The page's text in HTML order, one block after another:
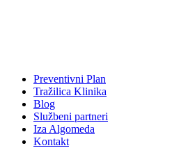
Preventivni Plan
Tražilica Klinika
Blog
Službeni partneri
Iza Algomeda
Kontakt